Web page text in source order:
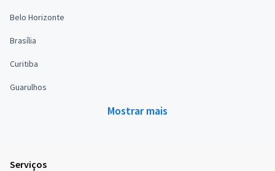
Belo Horizonte
Brasília
Curitiba
Guarulhos
Mostrar mais
Serviços